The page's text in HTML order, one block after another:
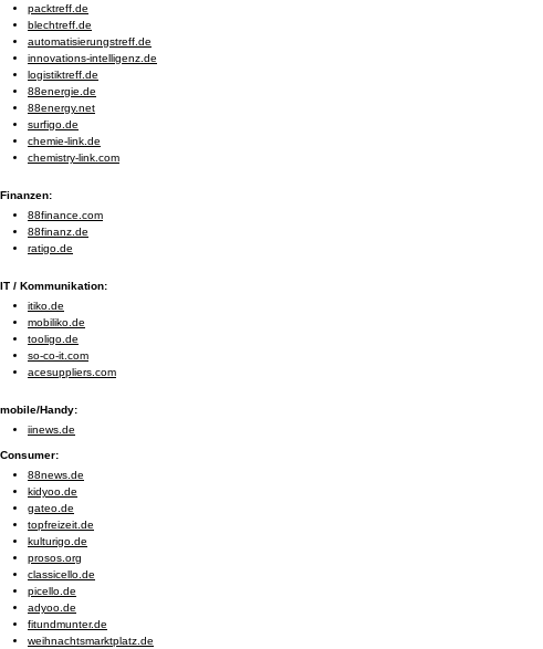
packtreff.de
blechtreff.de
automatisierungstreff.de
innovations-intelligenz.de
logistiktreff.de
88energie.de
88energy.net
surfigo.de
chemie-link.de
chemistry-link.com
Finanzen:
88finance.com
88finanz.de
ratigo.de
IT / Kommunikation:
itiko.de
mobiliko.de
tooligo.de
so-co-it.com
acesuppliers.com
mobile/Handy:
iinews.de
Consumer:
88news.de
kidyoo.de
gateo.de
topfreizeit.de
kulturigo.de
prosos.org
classicello.de
picello.de
adyoo.de
fitundmunter.de
weihnachtsmarktplatz.de